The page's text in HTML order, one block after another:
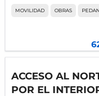
especialmente para
MOVILIDAD OBRAS
ACCESO AL
POR EL